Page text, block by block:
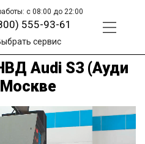
с 08:00 до 22:00
555-93-61
сервис
Audi S3 (Ауди